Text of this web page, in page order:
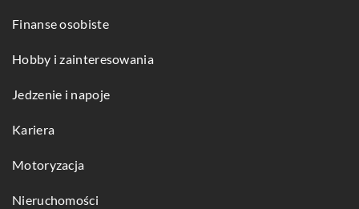
Finanse osobiste
Hobby i zainteresowania
Jedzenie i napoje
Kariera
Motoryzacja
Nieruchomości